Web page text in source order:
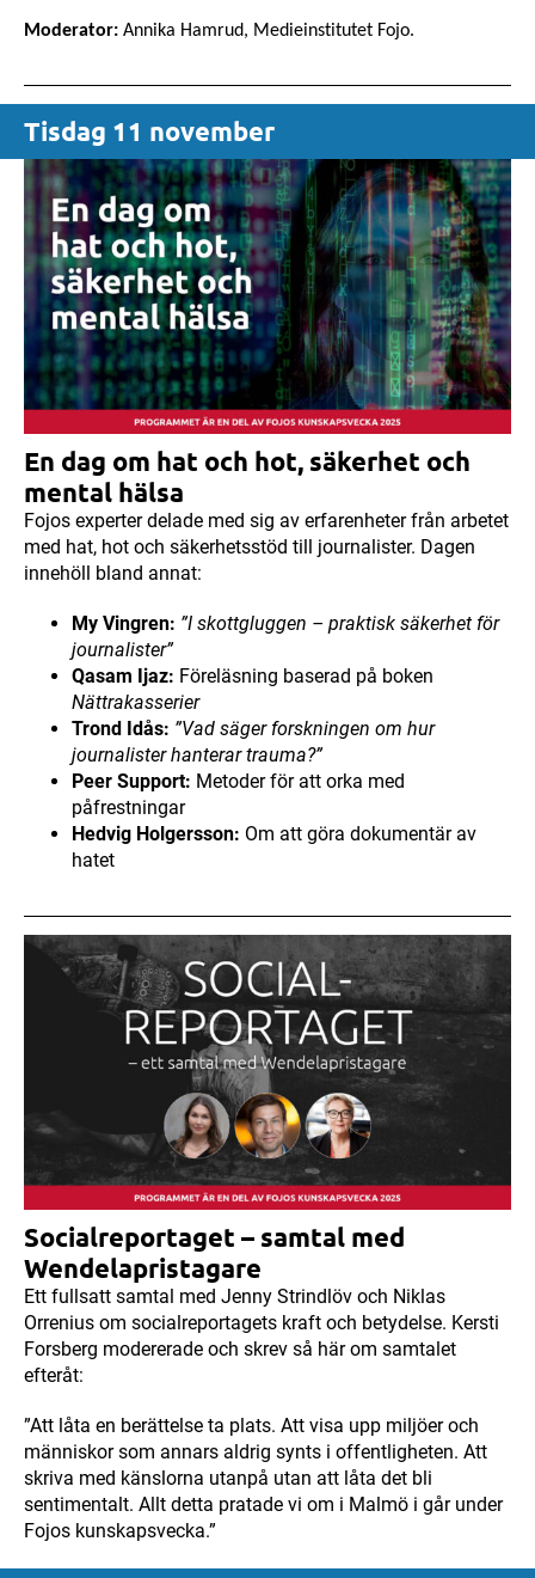
Moderator: Annika Hamrud, Medieinstitutet Fojo.
Tisdag 11 november
En dag om hat och hot, säkerhet och
mental hälsa
Fojos experter delade med sig av erfarenheter från arbetet
med hat, hot och säkerhetsstöd till journalister. Dagen
innehöll bland annat:
My Vingren: ”I skottgluggen – praktisk säkerhet för
journalister”
Qasam Ijaz: Föreläsning baserad på boken
Nättrakasserier
Trond Idås: ”Vad säger forskningen om hur
journalister hanterar trauma?”
Peer Support: Metoder för att orka med
påfrestningar
Hedvig Holgersson: Om att göra dokumentär av
hatet
Socialreportaget – samtal med
Wendelapristagare
Ett fullsatt samtal med Jenny Strindlöv och Niklas
Orrenius om socialreportagets kraft och betydelse. Kersti
Forsberg modererade och skrev så här om samtalet
efteråt:
”Att låta en berättelse ta plats. Att visa upp miljöer och
människor som annars aldrig synts i offentligheten. Att
skriva med känslorna utanpå utan att låta det bli
sentimentalt. Allt detta pratade vi om i Malmö i går under
Fojos kunskapsvecka.”